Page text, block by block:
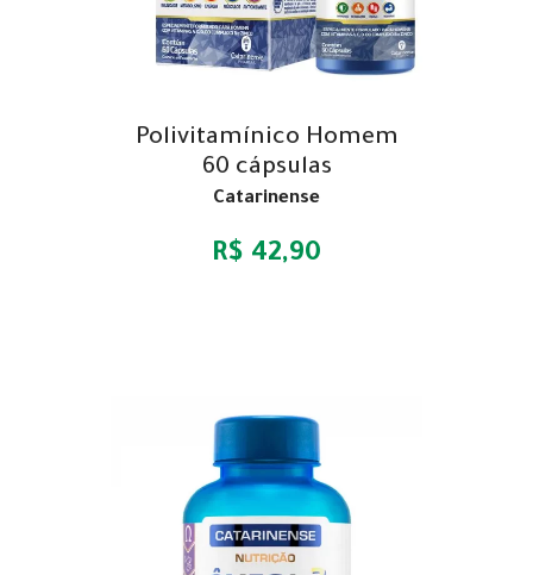
Polivitamínico Homem
60 cápsulas
Catarinense
R$ 42,90